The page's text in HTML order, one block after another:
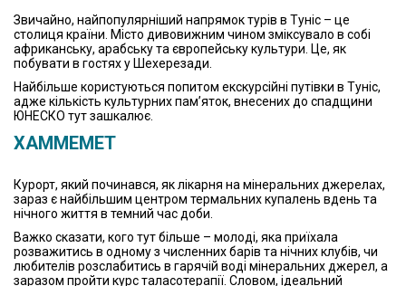
Звичайно, найпопулярніший напрямок турів в Туніс – це
столиця країни. Місто дивовижним чином зміксувало в собі
африканську, арабську та європейську культури. Це, як
побувати в гостях у Шехерезади.
Найбільше користуються попитом екскурсійні путівки в Туніс,
адже кількість культурних пам’яток, внесених до спадщини
ЮНЕСКО тут зашкалює.
ХАММЕМЕТ
Курорт, який починався, як лікарня на мінеральних джерелах,
зараз є найбільшим центром термальних купалень вдень та
нічного життя в темний час доби.
Важко сказати, кого тут більше – молоді, яка приїхала
розважитись в одному з численних барів та нічних клубів, чи
любителів розслабитись в гарячій воді мінеральних джерел, а
заразом пройти курс таласотерапії. Словом, ідеальний